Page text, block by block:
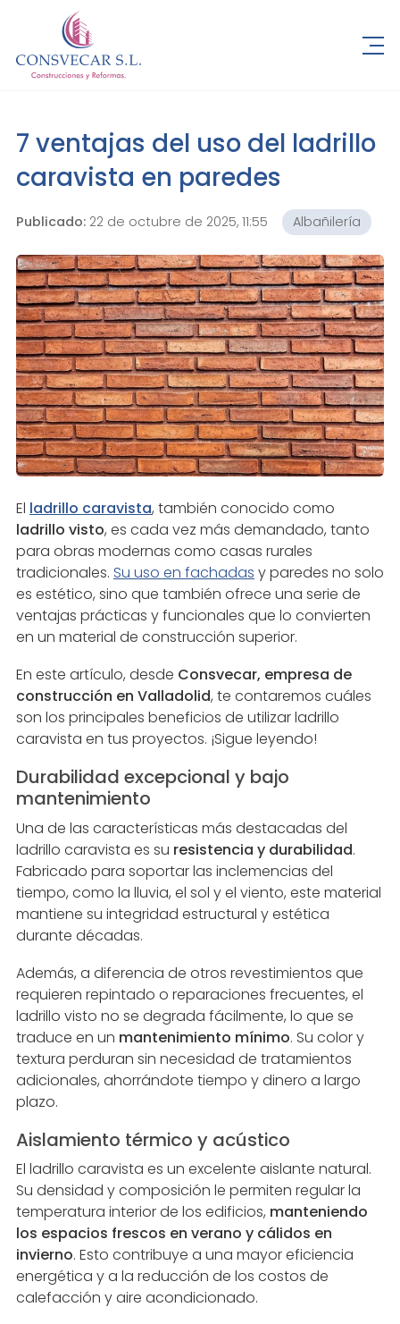
7 ventajas del uso del ladrillo
caravista en paredes
Publicado: 22 de octubre de 2025, 11:55 Albañilería
El ladrillo caravista, también conocido como
ladrillo visto, es cada vez más demandado, tanto
para obras modernas como casas rurales
tradicionales. Su uso en fachadas y paredes no solo
es estético, sino que también ofrece una serie de
ventajas prácticas y funcionales que lo convierten
en un material de construcción superior.
En este artículo, desde Consvecar, empresa de
construcción en Valladolid, te contaremos cuáles
son los principales beneficios de utilizar ladrillo
caravista en tus proyectos. ¡Sigue leyendo!
Durabilidad excepcional y bajo
mantenimiento
Una de las características más destacadas del
ladrillo caravista es su resistencia y durabilidad.
Fabricado para soportar las inclemencias del
tiempo, como la lluvia, el sol y el viento, este material
mantiene su integridad estructural y estética
durante décadas.
Además, a diferencia de otros revestimientos que
requieren repintado o reparaciones frecuentes, el
ladrillo visto no se degrada fácilmente, lo que se
traduce en un mantenimiento mínimo. Su color y
textura perduran sin necesidad de tratamientos
adicionales, ahorrándote tiempo y dinero a largo
plazo.
Aislamiento térmico y acústico
El ladrillo caravista es un excelente aislante natural.
Su densidad y composición le permiten regular la
temperatura interior de los edificios, manteniendo
los espacios frescos en verano y cálidos en
invierno. Esto contribuye a una mayor eficiencia
energética y a la reducción de los costos de
calefacción y aire acondicionado.